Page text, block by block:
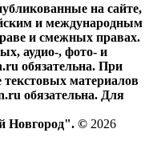
на сайте,
и международным
и смежных правах.
аудио-, фото- и
обязательна. При
текстовых материалов
обязательна. Для
© 2026